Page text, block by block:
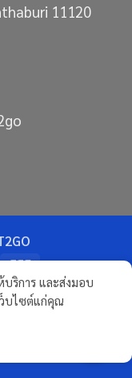
11120
JCB
มทพรีเมียม
ขนมขัดฟันสุนัข
บแห้ง
ยทางธุรกิจ
บริการ และส่งมอบ
บไซต์แก่คุณ